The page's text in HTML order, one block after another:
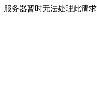
服务器暂时无法处理此请求